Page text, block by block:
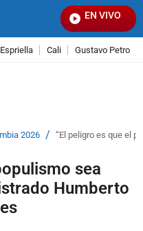
EN VIVO
Cali Gustavo Petro
2026 / “El peligro es que el
sea
Humberto